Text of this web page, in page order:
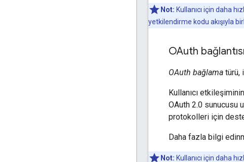
Not: Kullanıcı için daha
yetkilendirme kodu akışıyla
OAuth bağlantısı
OAuth bağlama türü,
Kullanıcı
OAuth 2.0 sunucusu
protokolleri için
Daha fazla bilgi
Not: Kullanıcı için daha